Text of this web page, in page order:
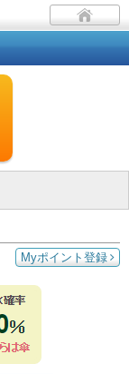
Myポイント登録